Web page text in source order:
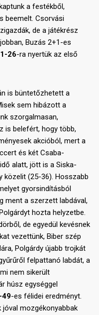
a festékből,
beemelt. Csorvási
de a játékrész
Buzás 2+1-es
26-ra nyertük az első
is büntetőzhetett a
sem hibázott a
szorgalmasan,
is belefért, hogy több,
akcióból, mert a
és két Csaba-
alatt, jött is a Siska-
közelit (25-36). Hosszabb
gyorsindításból
ment a szerzett labdával,
hozta helyzetbe.
de egyedül kevésnek
vezettünk, Biber szép
Polgárdy újabb trojkát
felpattanó labdát, a
nem sikerült
húsz egységgel
49-es félidei eredményt.
jóval mozgékonyabbak